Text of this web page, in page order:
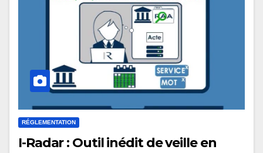
RÉGLEMENTATION
I-Radar : Outil inédit de veille en